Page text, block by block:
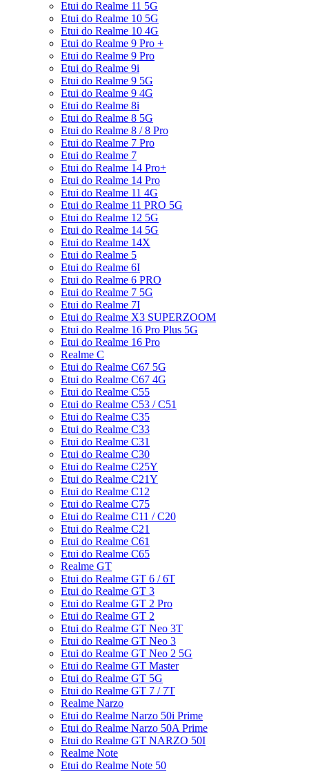
Etui do Realme 11 5G
Etui do Realme 10 5G
Etui do Realme 10 4G
Etui do Realme 9 Pro +
Etui do Realme 9 Pro
Etui do Realme 9i
Etui do Realme 9 5G
Etui do Realme 9 4G
Etui do Realme 8i
Etui do Realme 8 5G
Etui do Realme 8 / 8 Pro
Etui do Realme 7 Pro
Etui do Realme 7
Etui do Realme 14 Pro+
Etui do Realme 14 Pro
Etui do Realme 11 4G
Etui do Realme 11 PRO 5G
Etui do Realme 12 5G
Etui do Realme 14 5G
Etui do Realme 14X
Etui do Realme 5
Etui do Realme 6I
Etui do Realme 6 PRO
Etui do Realme 7 5G
Etui do Realme 7I
Etui do Realme X3 SUPERZOOM
Etui do Realme 16 Pro Plus 5G
Etui do Realme 16 Pro
Realme C
Etui do Realme C67 5G
Etui do Realme C67 4G
Etui do Realme C55
Etui do Realme C53 / C51
Etui do Realme C35
Etui do Realme C33
Etui do Realme C31
Etui do Realme C30
Etui do Realme C25Y
Etui do Realme C21Y
Etui do Realme C12
Etui do Realme C75
Etui do Realme C11 / C20
Etui do Realme C21
Etui do Realme C61
Etui do Realme C65
Realme GT
Etui do Realme GT 6 / 6T
Etui do Realme GT 3
Etui do Realme GT 2 Pro
Etui do Realme GT 2
Etui do Realme GT Neo 3T
Etui do Realme GT Neo 3
Etui do Realme GT Neo 2 5G
Etui do Realme GT Master
Etui do Realme GT 5G
Etui do Realme GT 7 / 7T
Realme Narzo
Etui do Realme Narzo 50i Prime
Etui do Realme Narzo 50A Prime
Etui do Realme GT NARZO 50I
Realme Note
Etui do Realme Note 50